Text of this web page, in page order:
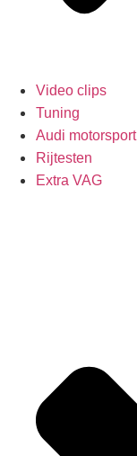
Video clips
Tuning
Audi motorsport
Rijtesten
Extra VAG